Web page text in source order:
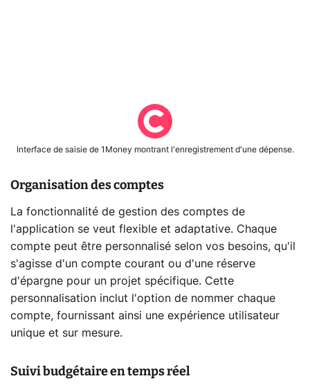
Interface de saisie de 1Money montrant l'enregistrement d'une dépense.
Organisation des comptes
La fonctionnalité de gestion des comptes de
l'application se veut flexible et adaptative. Chaque
compte peut être personnalisé selon vos besoins, qu'il
s'agisse d'un compte courant ou d'une réserve
d'épargne pour un projet spécifique. Cette
personnalisation inclut l'option de nommer chaque
compte, fournissant ainsi une expérience utilisateur
unique et sur mesure.
Suivi budgétaire en temps réel